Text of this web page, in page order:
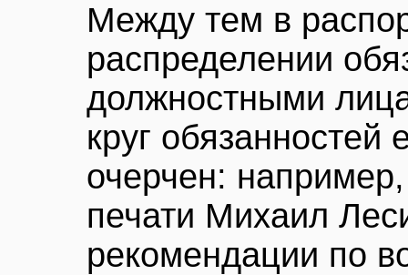
Между тем в
распределении
должностными
круг обязанностей
очерчен:
печати Михаил
рекомендации по